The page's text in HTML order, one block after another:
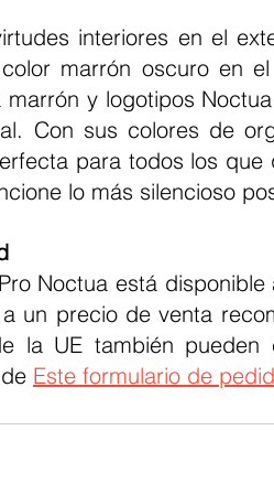
marrón oscuro en
y logotipos
Con sus colores de
para todos los
lo más silencioso
un precio de venta
la UE también pueden
Este formulario de